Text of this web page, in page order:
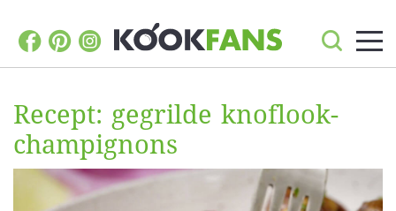
Recept: gegrilde knoflook-
champignons